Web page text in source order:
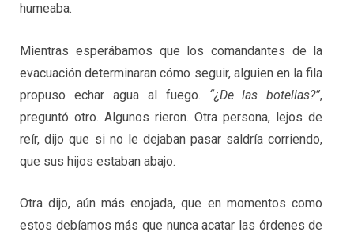
humeaba.
Mientras esperábamos que los comandantes de la
evacuación determinaran cómo seguir, alguien en la fila
propuso echar agua al fuego. “¿De las botellas?”,
preguntó otro. Algunos rieron. Otra persona, lejos de
reír, dijo que si no le dejaban pasar saldría corriendo,
que sus hijos estaban abajo.
Otra dijo, aún más enojada, que en momentos como
estos debíamos más que nunca acatar las órdenes de